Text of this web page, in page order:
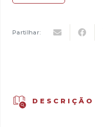
Visto
Partilhar:
DESCRIÇÃO